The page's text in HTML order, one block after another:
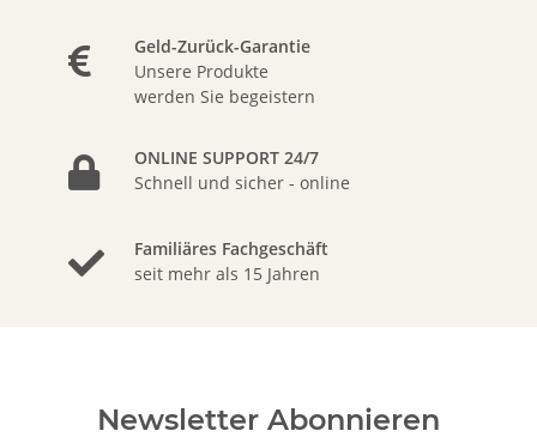
Geld-Zurück-Garantie
Unsere Produkte
werden Sie begeistern
ONLINE SUPPORT 24/7
Schnell und sicher - online
Familiäres Fachgeschäft
seit mehr als 15 Jahren
Newsletter Abonnieren